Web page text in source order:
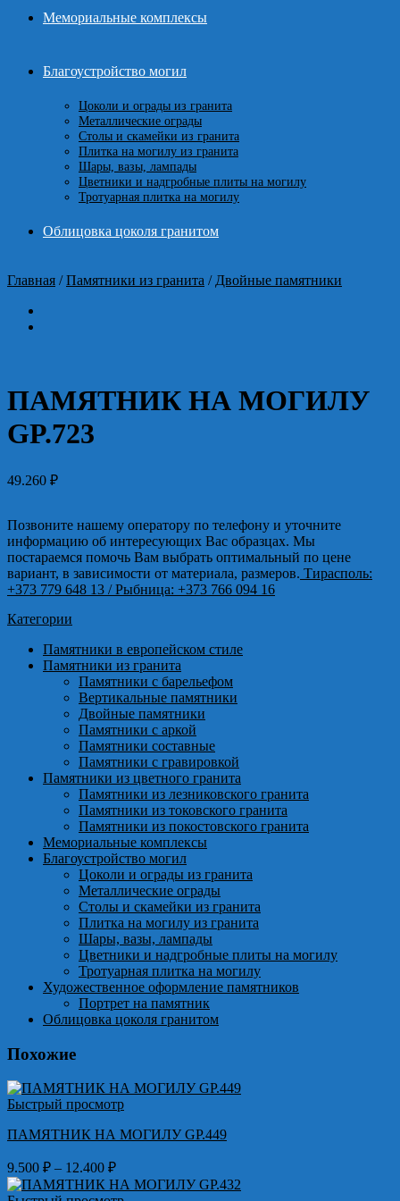
Мемориальные комплексы
Благоустройство могил
Цоколи и ограды из гранита
Металлические ограды
Столы и скамейки из гранита
Плитка на могилу из гранита
Шары, вазы, лампады
Цветники и надгробные плиты на могилу
Тротуарная плитка на могилу
Облицовка цоколя гранитом
Главная / Памятники из гранита / Двойные памятники
ПАМЯТНИК НА МОГИЛУ
GP.723
49.260 ₽
Позвоните нашему оператору по телефону и уточните
информацию об интересующих Вас образцах. Мы
постараемся помочь Вам выбрать оптимальный по цене
вариант, в зависимости от материала, размеров. Тирасполь:
+373 779 648 13 / Рыбница: +373 766 094 16
Категории
Памятники в европейском стиле
Памятники из гранита
Памятники с барельефом
Вертикальные памятники
Двойные памятники
Памятники с аркой
Памятники составные
Памятники с гравировкой
Памятники из цветного гранита
Памятники из лезниковского гранита
Памятники из токовского гранита
Памятники из покостовского гранита
Мемориальные комплексы
Благоустройство могил
Цоколи и ограды из гранита
Металлические ограды
Столы и скамейки из гранита
Плитка на могилу из гранита
Шары, вазы, лампады
Цветники и надгробные плиты на могилу
Тротуарная плитка на могилу
Художественное оформление памятников
Портрет на памятник
Облицовка цоколя гранитом
Похожие
Быстрый просмотр
ПАМЯТНИК НА МОГИЛУ GP.449
9.500 ₽ – 12.400 ₽Диапазон
цен: